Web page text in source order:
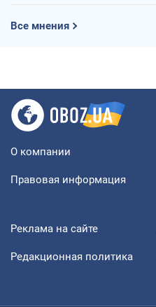
Все мнения
О компании
Правовая информация
Реклама на сайте
Редакционная политика